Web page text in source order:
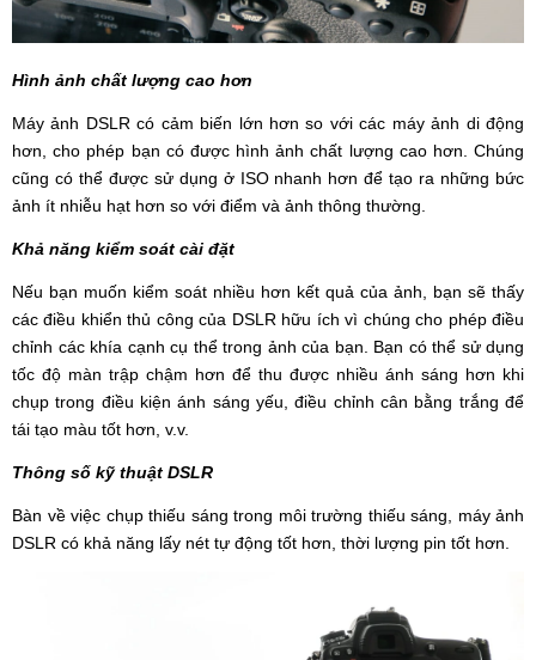
Hình ảnh chất lượng cao hơn
Máy ảnh DSLR có cảm biến lớn hơn so với các máy ảnh di động
hơn, cho phép bạn có được hình ảnh chất lượng cao hơn. Chúng
cũng có thể được sử dụng ở ISO nhanh hơn để tạo ra những bức
ảnh ít nhiễu hạt hơn so với điểm và ảnh thông thường.
Khả năng kiểm soát cài đặt
Nếu bạn muốn kiểm soát nhiều hơn kết quả của ảnh, bạn sẽ thấy
các điều khiển thủ công của DSLR hữu ích vì chúng cho phép điều
chỉnh các khía cạnh cụ thể trong ảnh của bạn. Bạn có thể sử dụng
tốc độ màn trập chậm hơn để thu được nhiều ánh sáng hơn khi
chụp trong điều kiện ánh sáng yếu, điều chỉnh cân bằng trắng để
tái tạo màu tốt hơn, v.v.
Thông số kỹ thuật DSLR
Bàn về việc chụp thiếu sáng trong môi trường thiếu sáng, máy ảnh
DSLR có khả năng lấy nét tự động tốt hơn, thời lượng pin tốt hơn.